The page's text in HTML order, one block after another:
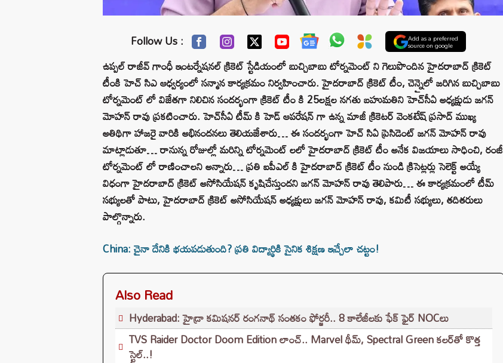
Follow Us : Add as a preferred
source on google
ఉప్పల్ రాజీవ్ గాంధీ ఇంటర్నేషనల్ క్రికెట్ స్టేడియంలో బుచ్చిబాబు టోర్నమెంట్ ని గెలుపొందిన హైదరాబాద్ క్రికెట్
టీంకి హెచ్ సిఎ ఆధ్వర్యంలో సన్మాన కార్యక్రమం నిర్వహించారు. హైదరాబాద్ క్రికెట్ టీం, చెన్నైలో జరిగిన బుచ్చిబాబు
టోర్నమెంట్ లో విజేతగా నిలిచిన సందర్భంగా క్రికెట్ టీం కి 25లక్షల నగతు బహుమతిని హెచ్‌సీఏ అధ్యక్షుడు జగన్
మోహన్ రావు ప్రకటించారు. హెచ్‌సీఏ టీమ్ కి హెడ్ ఆపరేషన్ గా ఉన్న మాజీ క్రికెటర్ వెంకటేష్ ప్రసాద్ ముఖ్య
అతిథిగా హాజరై వారికి అభినందనలు తెలియజేశారు… ఈ సందర్భంగా హెచ్ సిఏ ప్రెసిడెంట్ జగన్ మోహన్ రావు
మాట్లాడుతూ… రానున్న రోజుల్లో మరిన్ని టోర్నమెంట్ లలో హైదరాబాద్ క్రికెట్ టీం అనేక విజయాలు సాధించి, రంజీ
టోర్నమెంట్ లో రాణించాలని అన్నారు… ప్రతి ఐపీఎల్ కి హైదరాబాద్ క్రికెట్ టీం నుండి క్రిసెట్లర్లు సెలెక్ట్ అయ్యే
విధంగా హైదరాబాద్ క్రికెట్ అసోసియేషన్ కృషిచేస్తుందని జగన్ మోహన్ రావు తెలిపారు… ఈ కార్యక్రమంలో టీమ్
సభ్యులతో పాటు, హైదరాబాద్ క్రికెట్ అసోసియేషన్ అధ్యక్షులు జగన్ మోహన్ రావు, కమిటీ సభ్యులు, తదితరులు
పాల్గొన్నారు.
China: చైనా దేనికి భయపడుతుంది? ప్రతి విద్యార్థికి సైనిక శిక్షణ ఇచ్చేలా చట్టం!
Also Read
Hyderabad: హైడ్రా కమిషనర్ రంగనాథ్ సంతకం ఫోర్జరీ.. 8 కాలేజీలకు ఫేక్ ఫైర్ NOCలు
TVS Raider Doctor Doom Edition లాంచ్.. Marvel థీమ్, Spectral Green కలర్‌తో కొత్త
స్టైల్..!